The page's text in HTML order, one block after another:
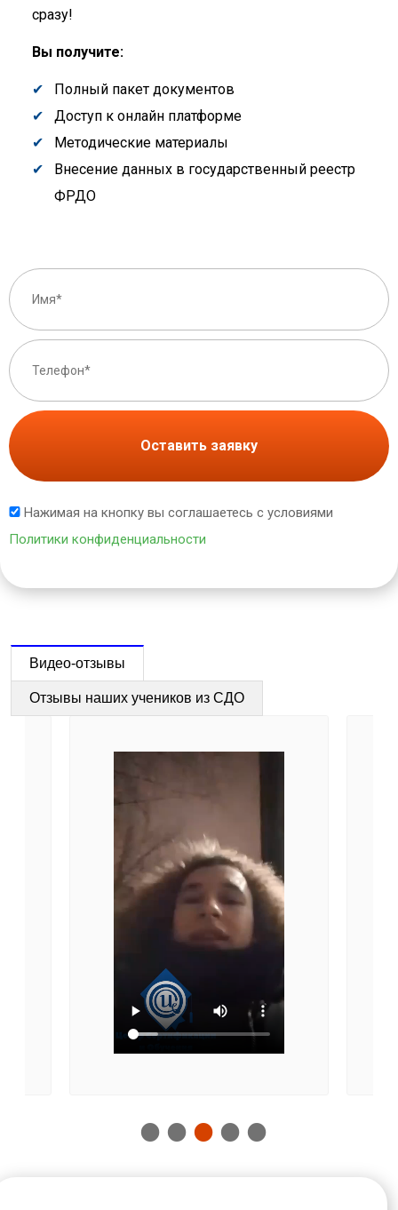
сразу!
Вы получите:
Полный пакет документов
Доступ к онлайн платформе
Методические материалы
Внесение данных в государственный реестр
ФРДО
Оставить заявку
Нажимая на кнопку вы соглашаетесь с условиями
Политики конфиденциальности
Видео-отзывы
Отзывы наших учеников из СДО